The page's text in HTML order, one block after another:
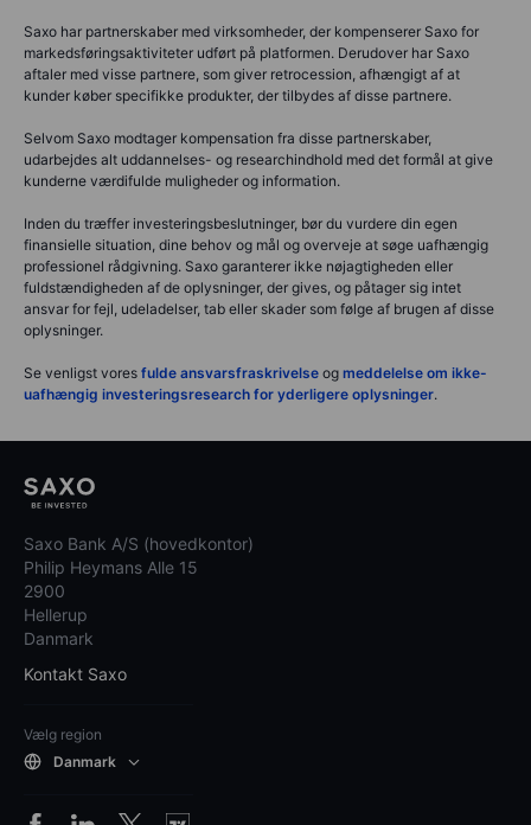
Saxo har partnerskaber med virksomheder, der kompenserer Saxo for
markedsføringsaktiviteter udført på platformen. Derudover har Saxo
aftaler med visse partnere, som giver retrocession, afhængigt af at
kunder køber specifikke produkter, der tilbydes af disse partnere.
Selvom Saxo modtager kompensation fra disse partnerskaber,
udarbejdes alt uddannelses- og researchindhold med det formål at give
kunderne værdifulde muligheder og information.
Inden du træffer investeringsbeslutninger, bør du vurdere din egen
finansielle situation, dine behov og mål og overveje at søge uafhængig
professionel rådgivning. Saxo garanterer ikke nøjagtigheden eller
fuldstændigheden af de oplysninger, der gives, og påtager sig intet
ansvar for fejl, udeladelser, tab eller skader som følge af brugen af disse
oplysninger.
Se venligst vores fulde ansvarsfraskrivelse og meddelelse om ikke-
uafhængig investeringsresearch for yderligere oplysninger.
Saxo Bank A/S (hovedkontor)
Philip Heymans Alle 15
2900
Hellerup
Danmark
Kontakt Saxo
Vælg region
Danmark